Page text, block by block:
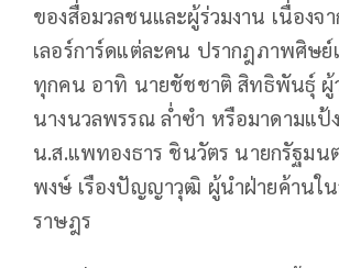
ของสื่อมวลชนและผู้ร่วมงาน เนื่องจ
เลอร์การ์ดแต่ละคน ปรากฎภาพศิษย์
ทุกคน อาทิ นายชัชชาติ สิทธิพันธุ์ ผู้
นางนวลพรรณ ล่ำซำ หรือมาดามแป้
น.ส.แพทองธาร ชินวัตร นายกรัฐมน
พงษ์ เรืองปัญญาวุฒิ ผู้นำฝ่ายค้านใ
ราษฎร